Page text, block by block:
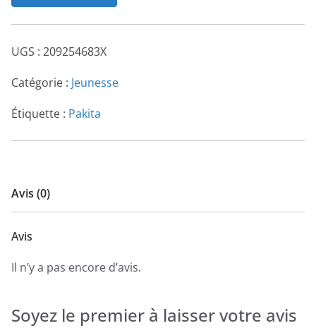
UGS : 209254683X
Catégorie : Jeunesse
Étiquette : Pakita
Avis (0)
Avis
Il n’y a pas encore d’avis.
Soyez le premier à laisser votre avis